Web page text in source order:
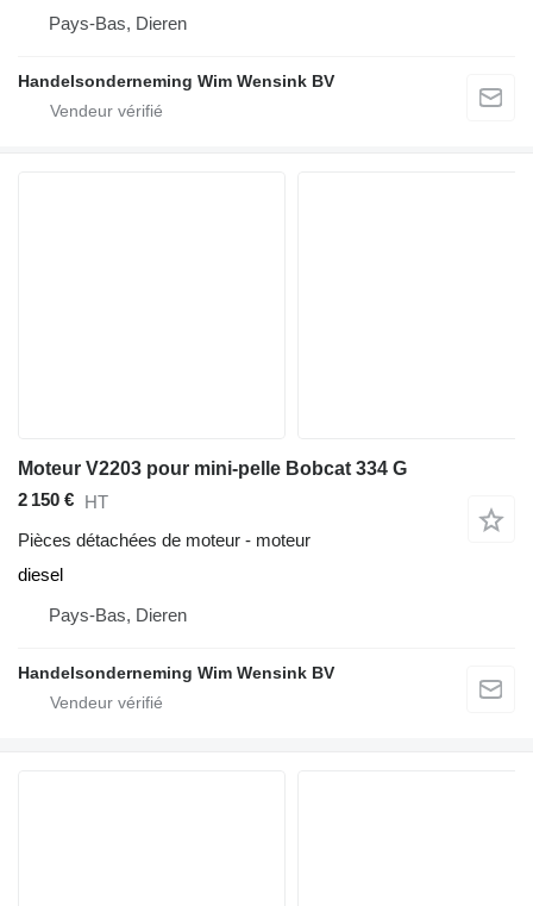
Pays-Bas, Dieren
Handelsonderneming Wim Wensink BV
Moteur V2203 pour mini-pelle Bobcat 334 G
2 150 € HT
Pièces détachées de moteur - moteur
diesel
Pays-Bas, Dieren
Handelsonderneming Wim Wensink BV